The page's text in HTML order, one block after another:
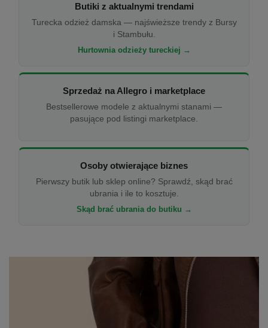
Butiki z aktualnymi trendami
Turecka odzież damska — najświeższe trendy z Bursy
i Stambułu.
Hurtownia odzieży tureckiej →
Sprzedaż na Allegro i marketplace
Bestsellerowe modele z aktualnymi stanami —
pasujące pod listingi marketplace.
Osoby otwierające biznes
Pierwszy butik lub sklep online? Sprawdź, skąd brać
ubrania i ile to kosztuje.
Skąd brać ubrania do butiku →